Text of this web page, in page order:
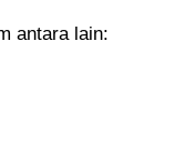
antara lain: